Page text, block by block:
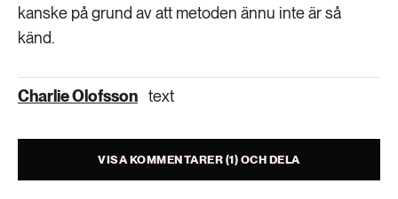
kanske på grund av att metoden ännu inte är så
känd.
Charlie Olofsson text
VISA KOMMENTARER (1) OCH DELA